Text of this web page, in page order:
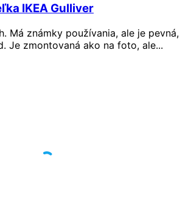
IKEA Gulliver
Má známky používania, ale je pevná,
Je zmontovaná ako na foto, ale...